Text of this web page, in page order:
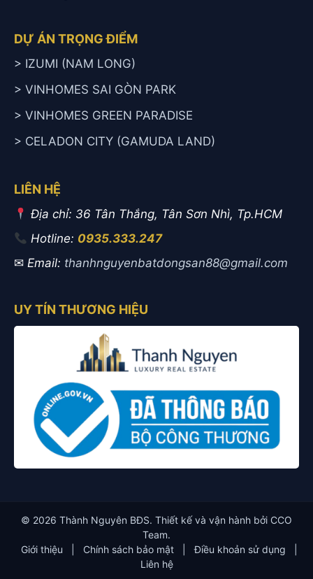
DỰ ÁN TRỌNG ĐIỂM
> IZUMI (NAM LONG)
> VINHOMES SAI GÒN PARK
> VINHOMES GREEN PARADISE
> CELADON CITY (GAMUDA LAND)
LIÊN HỆ
Địa chỉ: 36 Tân Thắng, Tân Sơn Nhì, Tp.HCM
Hotline: 0935.333.247
✉ Email: thanhnguyenbatdongsan88@gmail.com
UY TÍN THƯƠNG HIỆU
© 2026 Thành Nguyên BĐS. Thiết kế và vận hành bởi CCO
Team.
Giới thiệu
Chính sách bảo mật Điều khoản sử dụng
Liên hệ